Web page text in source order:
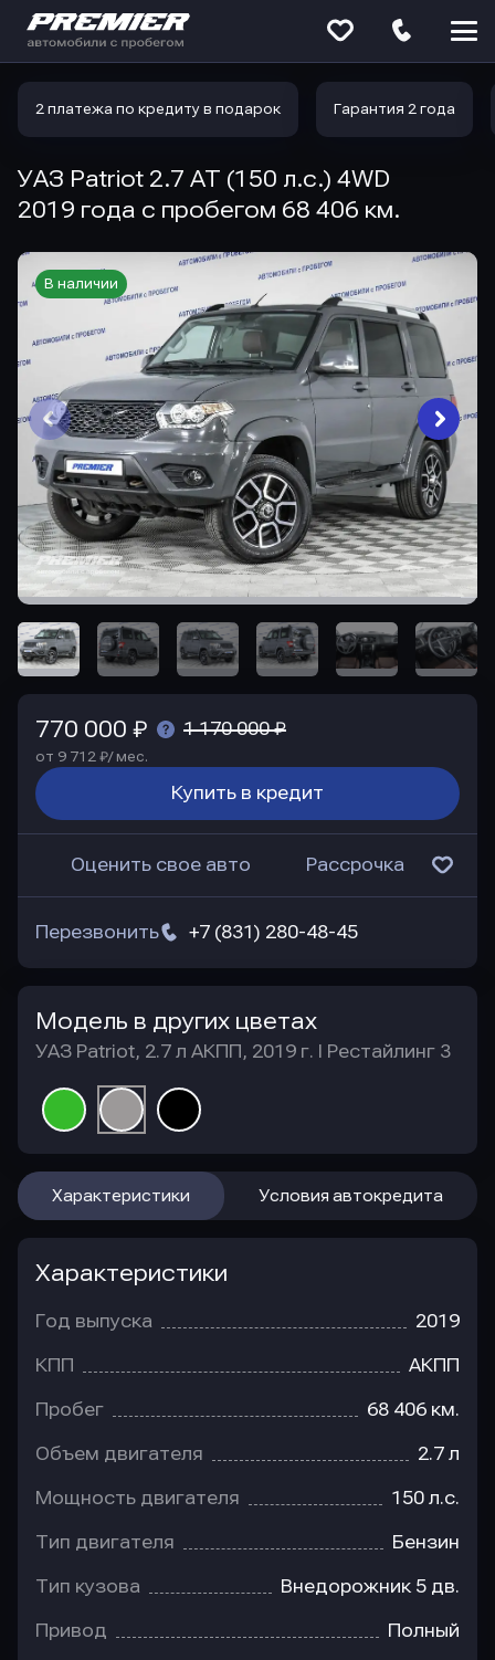
2 платежа по кредиту в подарок Гарантия 2 года
УАЗ Patriot 2.7 AT (150 л.с.) 4WD
2019 года с пробегом 68 406 км.
В наличии
770 000 ₽ 1 170 000 ₽
от 9 712 ₽/ мес.
Купить в кредит
Оценить свое авто Рассрочка
+7 (831) 280-48-45
Перезвонить
Модель в других цветах
УАЗ Patriot, 2.7 л АКПП, 2019 г. I Рестайлинг 3
Характеристики Условия автокредита
Характеристики
Год выпуска 2019
КПП АКПП
Пробег 68 406 км.
Объем двигателя 2.7 л
Мощность двигателя 150 л.с.
Тип двигателя Бензин
Тип кузова Внедорожник 5 дв.
Привод Полный